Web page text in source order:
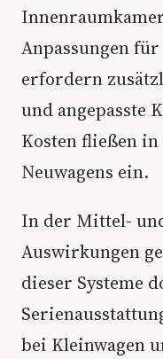
Anpassungen
erfordern
und angepasste
Kosten fließen
Neuwagens ein.
In der Mittel-
Auswirkungen
dieser Systeme
bei Kleinwagen